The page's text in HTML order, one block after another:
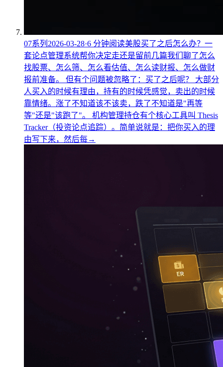
07系列 2026-03-28·6 分钟阅读美股买了之后怎么办？一
套论点管理系统帮你决定走还是留前几篇我们聊了怎么
找股票、怎么筛、怎么看估值、怎么读财报、怎么做财
报前准备。 但有个问题被忽略了：买了之后呢？ 大部分
人买入的时候有理由，持有的时候凭感觉，卖出的时候
靠情绪。涨了不知道该不该卖，跌了不知道是"再等
等"还是"该跑了"。 机构管理持仓有个核心工具叫 Thesis
Tracker（投资论点追踪）。简单说就是：把你买入的理
由写下来，然后每→